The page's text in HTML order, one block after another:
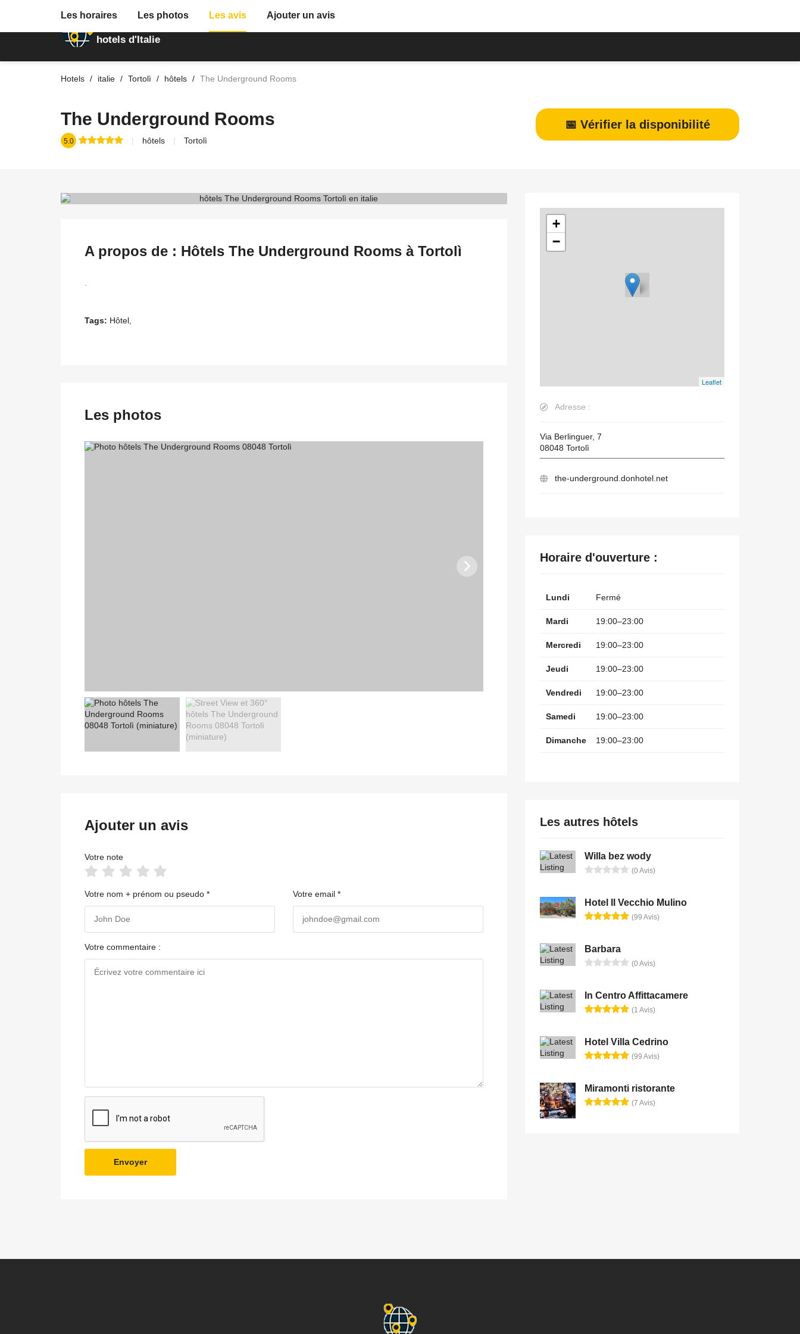
Annuaire des
hotels d'Italie
Hotels italie Tortolì hôtels The Underground Rooms
The Underground Rooms
5.0 hôtels Tortolì
📅 Vérifier la disponibilité
Les horaires Les photos Les avis Ajouter un avis
A propos de : Hôtels The Underground Rooms à Tortolì
Tags: Hôtel,
Les photos
Ajouter un avis
Votre note
Votre nom + prénom ou pseudo * Votre email *
Votre commentaire :
Envoyer
+
−
Leaflet
Adresse :
Via Berlinguer, 7
08048 Tortolì
the-underground.donhotel.net
Horaire d'ouverture :
Lundi Fermé
Mardi 19:00–23:00
Mercredi 19:00–23:00
Jeudi 19:00–23:00
Vendredi 19:00–23:00
Samedi 19:00–23:00
Dimanche 19:00–23:00
Les autres hôtels
Willa bez wody
(0 Avis)
Hotel Il Vecchio Mulino
(99 Avis)
Barbara
(0 Avis)
In Centro Affittacamere
(1 Avis)
Hotel Villa Cedrino
(99 Avis)
Miramonti ristorante
(7 Avis)